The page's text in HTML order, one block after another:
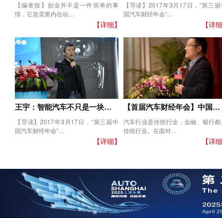
【编者按】创业并不是一件简单的事
情，它急需要内在动…
【详细】
【导读】2017年3月17日，“第三
国汽车财经年会”…
【详
王宇：智能汽车不只是一块…
【导读】2017年3月17日，“第三届中
国汽车财经年会”…
【详细】
【首届汽车财经年会】中国…
汽车行业是传统行业，金融、银行
传统行业。在面对…
【详